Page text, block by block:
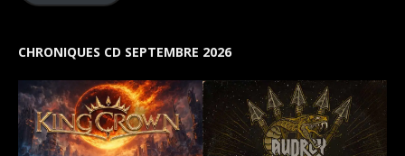
CHRONIQUES CD SEPTEMBRE 2026